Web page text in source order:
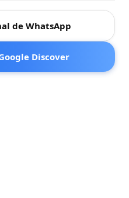
de WhatsApp
Discover